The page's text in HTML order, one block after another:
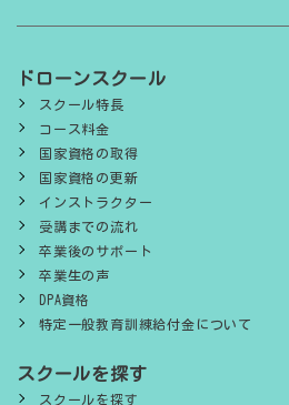
ドローンスクール
スクール特長
コース料金
国家資格の取得
国家資格の更新
インストラクター
受講までの流れ
卒業後のサポート
卒業生の声
DPA資格
特定一般教育訓練給付金について
スクールを探す
スクールを探す